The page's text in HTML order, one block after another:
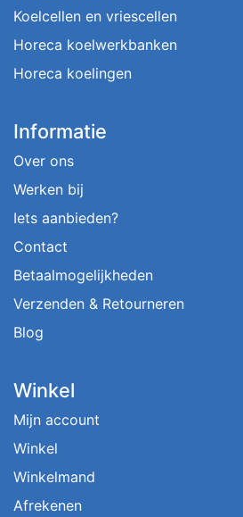
Koelcellen en vriescellen
Horeca koelwerkbanken
Horeca koelingen
Informatie
Over ons
Werken bij
Iets aanbieden?
Contact
Betaalmogelijkheden
Verzenden & Retourneren
Blog
Winkel
Mijn account
Winkel
Winkelmand
Afrekenen